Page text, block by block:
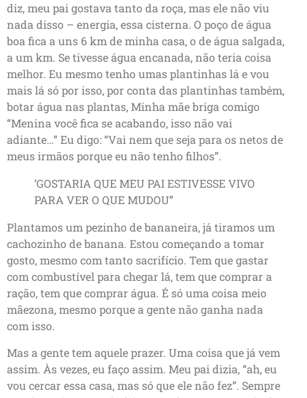
diz, meu pai gostava tanto da roça, mas ele não viu
nada disso – energia, essa cisterna. O poço de água
boa fica a uns 6 km de minha casa, o de água salgada,
a um km. Se tivesse água encanada, não teria coisa
melhor. Eu mesmo tenho umas plantinhas lá e vou
mais lá só por isso, por conta das plantinhas também,
botar água nas plantas, Minha mãe briga comigo
“Menina você fica se acabando, isso não vai
adiante…” Eu digo: “Vai nem que seja para os netos de
meus irmãos porque eu não tenho filhos”.
‘GOSTARIA QUE MEU PAI ESTIVESSE VIVO
PARA VER O QUE MUDOU”
Plantamos um pezinho de bananeira, já tiramos um
cachozinho de banana. Estou começando a tomar
gosto, mesmo com tanto sacrifício. Tem que gastar
com combustível para chegar lá, tem que comprar a
ração, tem que comprar água. É só uma coisa meio
mãezona, mesmo porque a gente não ganha nada
com isso.
Mas a gente tem aquele prazer. Uma coisa que já vem
assim. Às vezes, eu faço assim. Meu pai dizia, “ah, eu
vou cercar essa casa, mas só que ele não fez”. Sempre